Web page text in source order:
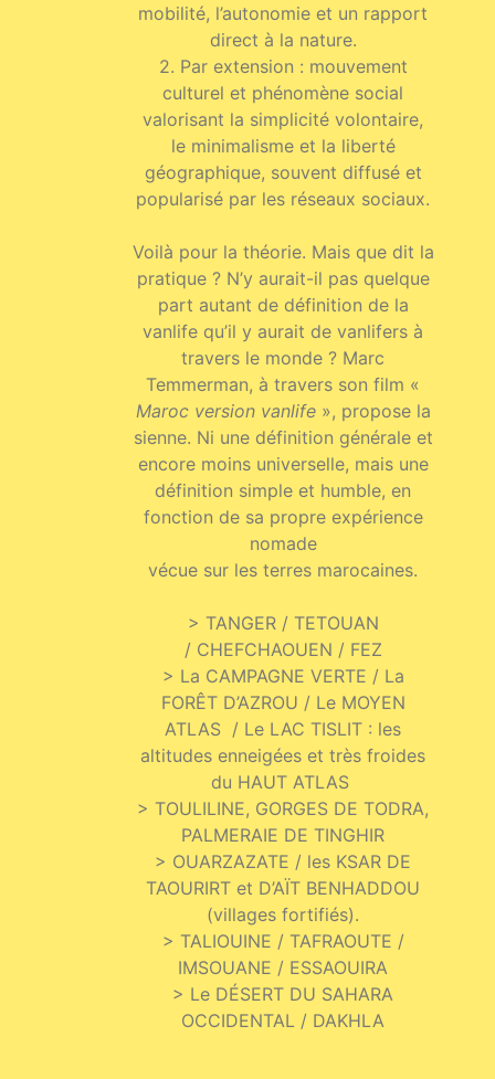
mobilité, l’autonomie et un rapport
direct à la nature.
2. Par extension : mouvement
culturel et phénomène social
valorisant la simplicité volontaire,
le minimalisme et la liberté
géographique, souvent diffusé et
popularisé par les réseaux sociaux.
Voilà pour la théorie. Mais que dit la
pratique ? N’y aurait-il pas quelque
part autant de définition de la
vanlife qu’il y aurait de vanlifers à
travers le monde ? Marc
Temmerman, à travers son film «
Maroc version vanlife», propose la
sienne. Ni une définition générale et
encore moins universelle, mais une
définition simple et humble, en
fonction de sa propre expérience
nomade
vécue sur les terres marocaines.
> TANGER / TETOUAN
/ CHEFCHAOUEN / FEZ
> La CAMPAGNE VERTE / La
FORÊT D’AZROU / Le MOYEN
ATLAS / Le LAC TISLIT : les
altitudes enneigées et très froides
du HAUT ATLAS
> TOULILINE, GORGES DE TODRA,
PALMERAIE DE TINGHIR
> OUARZAZATE / les KSAR DE
TAOURIRT et D’AÏT BENHADDOU
(villages fortifiés).
> TALIOUINE / TAFRAOUTE /
IMSOUANE / ESSAOUIRA
> Le DÉSERT DU SAHARA
OCCIDENTAL / DAKHLA